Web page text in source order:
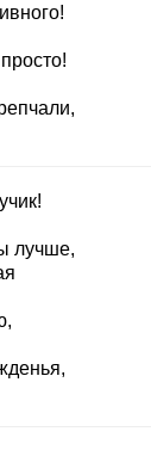
лучше,